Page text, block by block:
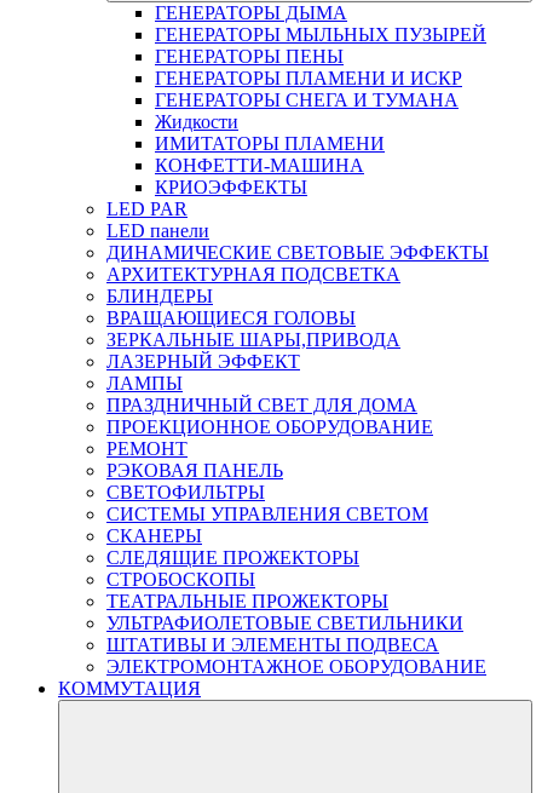
ГЕНЕРАТОРЫ ДЫМА
ГЕНЕРАТОРЫ МЫЛЬНЫХ ПУЗЫРЕЙ
ГЕНЕРАТОРЫ ПЕНЫ
ГЕНЕРАТОРЫ ПЛАМЕНИ И ИСКР
ГЕНЕРАТОРЫ СНЕГА И ТУМАНА
Жидкости
ИМИТАТОРЫ ПЛАМЕНИ
КОНФЕТТИ-МАШИНА
КРИОЭФФЕКТЫ
LED PAR
LED панели
ДИНАМИЧЕСКИЕ СВЕТОВЫЕ ЭФФЕКТЫ
АРХИТЕКТУРНАЯ ПОДСВЕТКА
БЛИНДЕРЫ
ВРАЩАЮЩИЕСЯ ГОЛОВЫ
ЗЕРКАЛЬНЫЕ ШАРЫ,ПРИВОДА
ЛАЗЕРНЫЙ ЭФФЕКТ
ЛАМПЫ
ПРАЗДНИЧНЫЙ СВЕТ ДЛЯ ДОМА
ПРОЕКЦИОННОЕ ОБОРУДОВАНИЕ
РЕМОНТ
РЭКОВАЯ ПАНЕЛЬ
СВЕТОФИЛЬТРЫ
СИСТЕМЫ УПРАВЛЕНИЯ СВЕТОМ
СКАНЕРЫ
СЛЕДЯЩИЕ ПРОЖЕКТОРЫ
СТРОБОСКОПЫ
ТЕАТРАЛЬНЫЕ ПРОЖЕКТОРЫ
УЛЬТРАФИОЛЕТОВЫЕ СВЕТИЛЬНИКИ
ШТАТИВЫ И ЭЛЕМЕНТЫ ПОДВЕСА
ЭЛЕКТРОМОНТАЖНОЕ ОБОРУДОВАНИЕ
КОММУТАЦИЯ